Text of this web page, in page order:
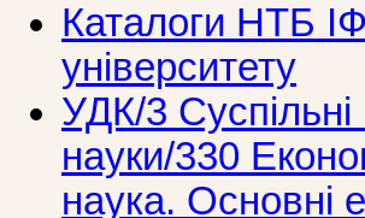
Каталоги НТБ
університету
УДК/3 Суспiльнi
науки/330
наука. Основні